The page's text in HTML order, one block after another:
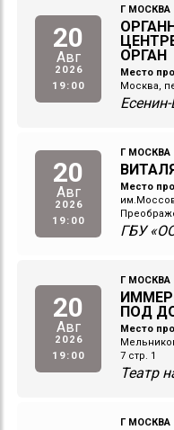
20
Авг
2026
19:00
Г МОСКВА
ОРГАН
Место
Москва,
20
Авг
2026
19:00
Г МОСКВА
ВИТАЛЯ
Место
ГБУ
20
Авг
2026
19:00
Г МОСКВА
ПОД
Место
7 стр. 1
Театр
Г МОСКВА